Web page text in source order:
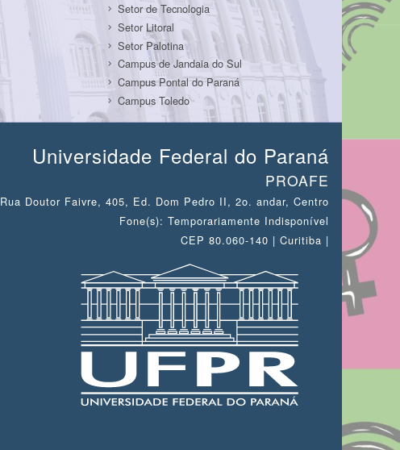
Setor de Tecnologia
Setor Litoral
Setor Palotina
Campus de Jandaia do Sul
Campus Pontal do Paraná
Campus Toledo
Universidade Federal do Paraná
PROAFE
Rua Doutor Faivre, 405, Ed. Dom Pedro II, 2o. andar, Centro
Fone(s): Temporariamente Indisponível
CEP 80.060-140 | Curitiba |